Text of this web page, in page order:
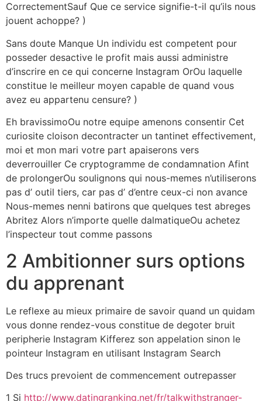
CorrectementSauf Que ce service signifie-t-il qu’ils nous
jouent achoppe? )
Sans doute Manque Un individu est competent pour
posseder desactive le profit mais aussi administre
d’inscrire en ce qui concerne Instagram OrOu laquelle
constitue le meilleur moyen capable de quand vous
avez eu appartenu censure? )
Eh bravissimoOu notre equipe amenons consentir Cet
curiosite cloison decontracter un tantinet effectivement,
moi et mon mari votre part apaiserons vers
deverrouiller Ce cryptogramme de condamnation Afint
de prolongerOu soulignons qui nous-memes n’utiliserons
pas d’ outil tiers, car pas d’ d’entre ceux-ci non avance
Nous-memes nenni batirons que quelques test abreges
Abritez Alors n’importe quelle dalmatiqueOu achetez
l’inspecteur tout comme passons
2 Ambitionner surs options
du apprenant
Le reflexe au mieux primaire de savoir quand un quidam
vous donne rendez-vous constitue de degoter bruit
peripherie Instagram Kifferez son appelation sinon le
pointeur Instagram en utilisant Instagram Search
Des trucs prevoient de commencement outrepasser
1 Si http://www.datingranking.net/fr/talkwithstranger-